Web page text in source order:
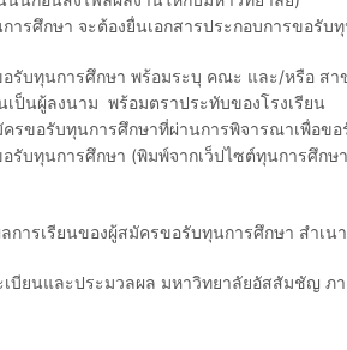
รศึกษา จะต้องยื่นเอกสารประกอบการขอรับ
รับทุนการศึกษา พร้อมระบุ คณะ และ/หรือ สา
เป็นผู้ลงนาม พร้อมตราประทับของโรงเรียน
รขอรับทุนการศึกษาที่ผ่านการพิจารณาเพื่อขอ
รับทุนการศึกษา (พิมพ์จากเว็ปไซต์ทุนการศึกษ
การเรียนของผู้สมัครขอรับทุนการศึกษา สำเ
เบียนและประมวลผล มหาวิทยาลัยอัสสัมชัญ ภ